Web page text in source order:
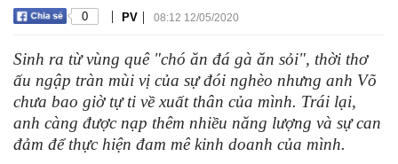
0 | PV | 08:12 12/05/2020
Sinh ra từ vùng quê "chó ăn đá gà ăn sỏi", thời thơ
ấu ngập tràn mùi vị của sự đói nghèo nhưng anh Võ
chưa bao giờ tự ti về xuất thân của mình. Trái lại,
anh càng được nạp thêm nhiều năng lượng và sự can
đảm để thực hiện đam mê kinh doanh của mình.